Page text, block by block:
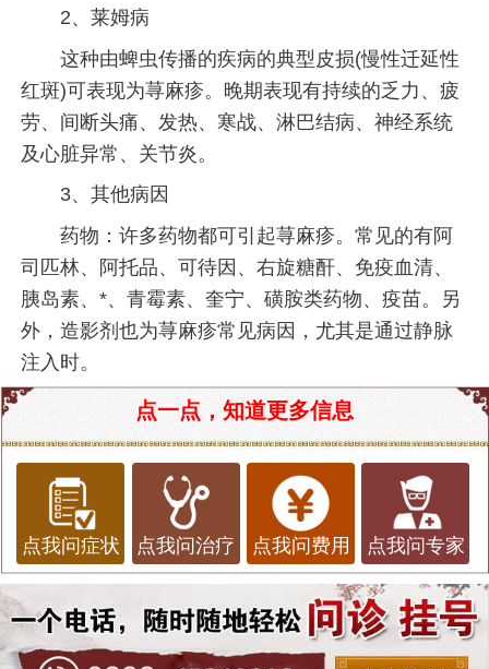
2、莱姆病
这种由蜱虫传播的疾病的典型皮损(慢性迁延性
红斑)可表现为荨麻疹。晚期表现有持续的乏力、疲
劳、间断头痛、发热、寒战、淋巴结病、神经系统
及心脏异常、关节炎。
3、其他病因
药物：许多药物都可引起荨麻疹。常见的有阿
司匹林、阿托品、可待因、右旋糖酐、免疫血清、
胰岛素、*、青霉素、奎宁、磺胺类药物、疫苗。另
外，造影剂也为荨麻疹常见病因，尤其是通过静脉
注入时。
点一点，知道更多信息
点我问症状 点我问治疗 点我问费用 点我问专家